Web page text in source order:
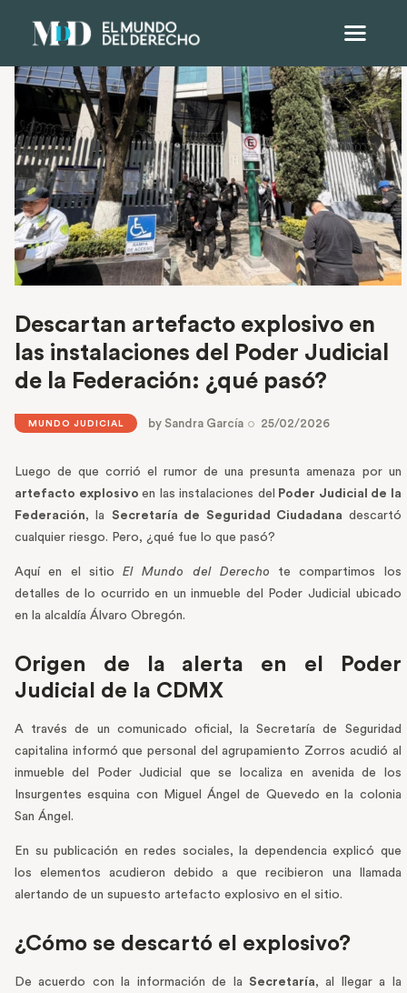
Descartan artefacto explosivo en
las instalaciones del Poder Judicial
de la Federación: ¿qué pasó?
MUNDO JUDICIAL bySandra García 25/02/2026
Luego de que corrió el rumor de una presunta amenaza por un
artefacto explosivoen las instalaciones del
Poder Judicial de la
Federación, la Secretaría de Seguridad Ciudadana descartó
cualquier riesgo. Pero, ¿qué fue lo que pasó?
Aquí en el sitioEl Mundo del Derecho te compartimos los
detalles de lo ocurrido en un inmueble del Poder Judicial ubicado
en la alcaldía Álvaro Obregón.
Origen de la alerta en el Poder
Judicial de la CDMX
A través de un comunicado oficial, la Secretaría de Seguridad
capitalina informó que personal del agrupamiento Zorros acudió al
inmueble del Poder Judicial que se localiza en avenida de los
Insurgentes esquina con Miguel Ángel de Quevedo en la colonia
San Ángel.
En su publicación en redes sociales, la dependencia explicó que
los elementos acudieron debido a que recibieron una llamada
alertando de un supuesto artefacto explosivo en el sitio.
¿Cómo se descartó el explosivo?
De acuerdo con la información de la Secretaría, al llegar a la